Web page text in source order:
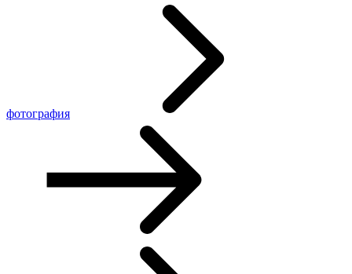
фотография